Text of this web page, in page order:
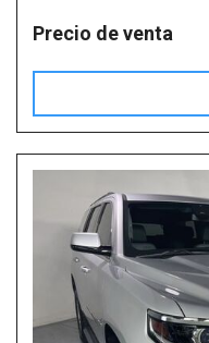
Precio de venta